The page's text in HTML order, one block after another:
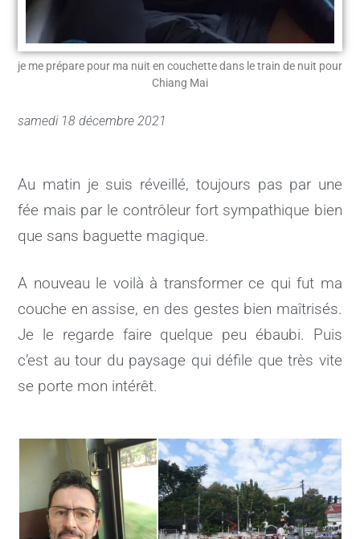
je me prépare pour ma nuit en couchette dans le train de nuit pour
Chiang Mai
samedi 18 décembre 2021
Au matin je suis réveillé, toujours pas par une
fée mais par le contrôleur fort sympathique bien
que sans baguette magique.
A nouveau le voilà à transformer ce qui fut ma
couche en assise, en des gestes bien maîtrisés.
Je le regarde faire quelque peu ébaubi. Puis
c’est au tour du paysage qui défile que très vite
se porte mon intérêt.